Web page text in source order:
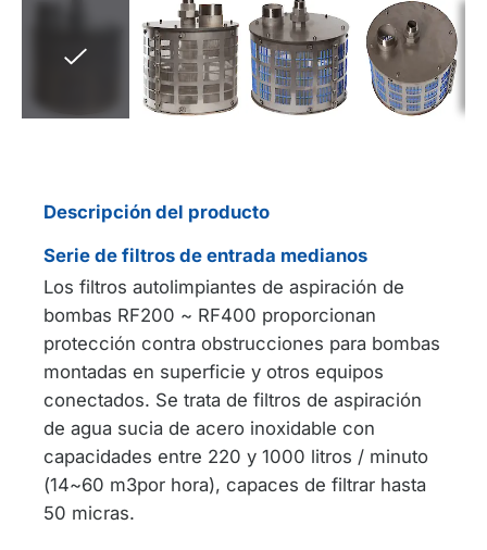
Descripción del producto
Serie de filtros de entrada medianos
Los filtros autolimpiantes de aspiración de
bombas RF200 ~ RF400 proporcionan
protección contra obstrucciones para bombas
montadas en superficie y otros equipos
conectados. Se trata de filtros de aspiración
de agua sucia de acero inoxidable con
capacidades entre 220 y 1000 litros / minuto
(14~60 m3por hora), capaces de filtrar hasta
50 micras.